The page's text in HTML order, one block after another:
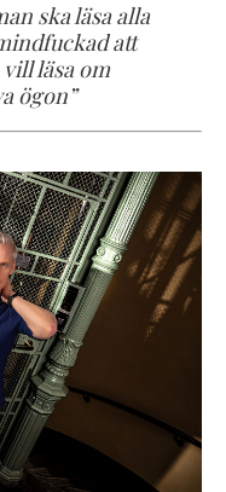
ska läsa alla
att
läsa om
ögon”